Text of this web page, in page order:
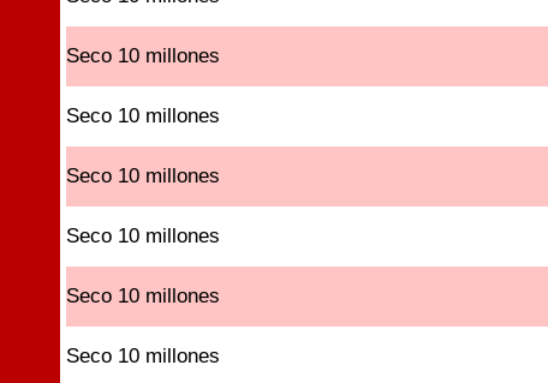
Seco 10 millones
Seco 10 millones
Seco 10 millones
Seco 10 millones
Seco 10 millones
Seco 10 millones